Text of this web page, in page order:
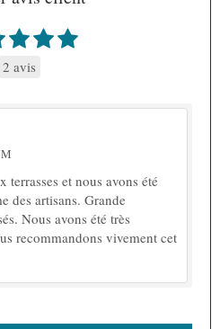
2 avis
et nous avons été
des artisans. Grande
Nous avons été très
recommandons vivement cet